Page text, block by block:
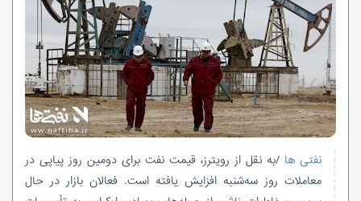
نفتی ها /به نقل از رویترز، قیمت نفت برای دومین روز پیاپی در
معاملات روز سه‌شنبه افزایش یافته است. فعالان بازار در حال